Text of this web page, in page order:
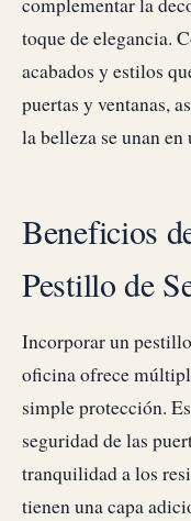
complementar la
toque de elegancia.
acabados y estilos
puertas y ventanas,
la belleza se unan
Beneficios
Pestillo de
Incorporar un
oficina ofrece
simple protección.
seguridad de las
tranquilidad a los
tienen una capa